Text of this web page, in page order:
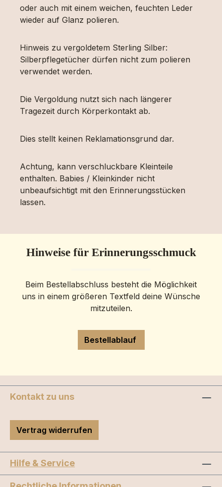
oder auch mit einem weichen, feuchten Leder
wieder auf Glanz polieren.
Hinweis zu vergoldetem Sterling Silber:
Silberpflegetücher dürfen nicht zum polieren
verwendet werden.
Die Vergoldung nutzt sich nach längerer
Tragezeit durch Körperkontakt ab.
Dies stellt keinen Reklamationsgrund dar.
Achtung, kann verschluckbare Kleinteile
enthalten. Babies / Kleinkinder nicht
unbeaufsichtigt mit den Erinnerungsstücken
lassen.
Hinweise für Erinnerungsschmuck
Beim Bestellabschluss besteht die Möglichkeit
uns in einem größeren Textfeld deine Wünsche
mitzuteilen.
Bestellablauf
Kontakt zu uns
Vertrag widerrufen
Hilfe & Service